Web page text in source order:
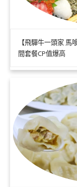
【飛驒牛一頭家
間套餐CP值爆高